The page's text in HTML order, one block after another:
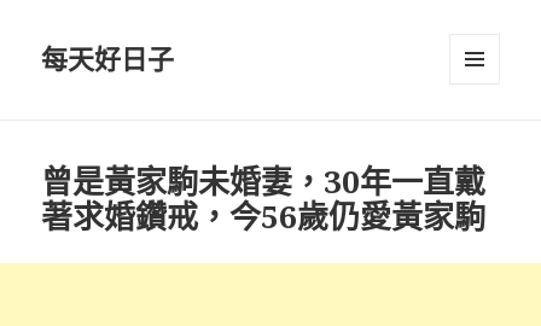
每天好日子
曾是黃家駒未婚妻，30年一直戴
著求婚鑽戒，今56歲仍愛黃家駒